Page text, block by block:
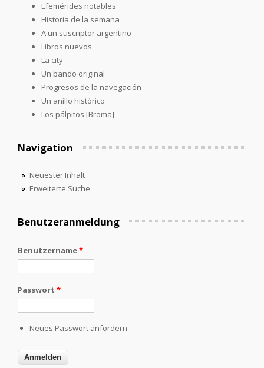
Efemérides notables
Historia de la semana
A un suscriptor argentino
Libros nuevos
La city
Un bando original
Progresos de la navegación
Un anillo histórico
Los pálpitos [Broma]
Navigation
Neuester Inhalt
Erweiterte Suche
Benutzeranmeldung
Benutzername*
Passwort *
Neues Passwort anfordern